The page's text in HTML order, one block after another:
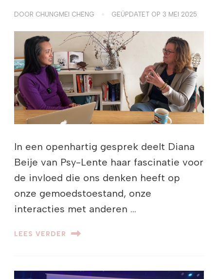
DOOR CHUNGMEI CHENG GEÜPDATET OP 3 MEI 2025
In een openhartig gesprek deelt Diana
Beije van Psy-Lente haar fascinatie voor
de invloed die ons denken heeft op
onze gemoedstoestand, onze
interacties met anderen …
LEES VERDER